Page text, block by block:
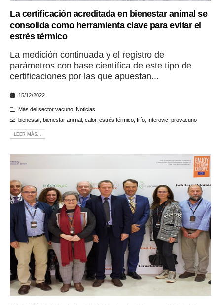
La certificación acreditada en bienestar animal se
consolida como herramienta clave para evitar el
estrés térmico
La medición continuada y el registro de
parámetros con base científica de este tipo de
certificaciones por las que apuestan...
15/12/2022
Más del sector vacuno, Noticias
bienestar, bienestar animal, calor, estrés térmico, frío, Interovic provacuno
LEER MÁS...